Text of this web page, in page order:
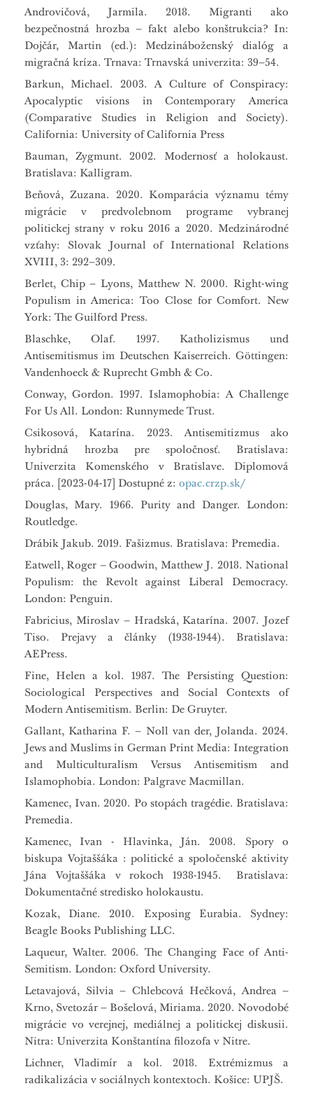
Androvičová, Jarmila. 2018. Migranti ako
bezpečnostná hrozba – fakt alebo konštrukcia? In:
Dojčár, Martin (ed.): Medzináboženský dialóg a
migračná kríza. Trnava: Trnavská univerzita: 39–54.
Barkun, Michael. 2003. A Culture of Conspiracy:
Apocalyptic visions in Contemporary America
(Comparative Studies in Religion and Society).
California: University of California Press
Bauman, Zygmunt. 2002. Modernosť a holokaust.
Bratislava: Kalligram.
Beňová, Zuzana. 2020. Komparácia významu témy
migrácie v predvolebnom programe vybranej
politickej strany v roku 2016 a 2020. Medzinárodné
vzťahy: Slovak Journal of International Relations
XVIII, 3: 292–309.
Berlet, Chip – Lyons, Matthew N. 2000. Right-wing
Populism in America: Too Close for Comfort. New
York: The Guilford Press.
Blaschke, Olaf. 1997. Katholizismus und
Antisemitismus im Deutschen Kaiserreich. Göttingen:
Vandenhoeck & Ruprecht Gmbh & Co.
Conway, Gordon. 1997. Islamophobia: A Challenge
For Us All. London: Runnymede Trust.
Csikosová, Katarína. 2023. Antisemitizmus ako
hybridná hrozba pre spoločnosť. Bratislava:
Univerzita Komenského v Bratislave. Diplomová
práca. [2023-04-17] Dostupné z: opac.crzp.sk/
Douglas, Mary. 1966. Purity and Danger. London:
Routledge.
Drábik Jakub. 2019. Fašizmus. Bratislava: Premedia.
Eatwell, Roger – Goodwin, Matthew J. 2018. National
Populism: the Revolt against Liberal Democracy.
London: Penguin.
Fabricius, Miroslav – Hradská, Katarína. 2007. Jozef
Tiso. Prejavy a články (1938-1944). Bratislava:
AEPress.
Fine, Helen a kol. 1987. The Persisting Question:
Sociological Perspectives and Social Contexts of
Modern Antisemitism. Berlin: De Gruyter.
Gallant, Katharina F. – Noll van der, Jolanda. 2024.
Jews and Muslims in German Print Media: Integration
and Multiculturalism Versus Antisemitism and
Islamophobia. London: Palgrave Macmillan.
Kamenec, Ivan. 2020. Po stopách tragédie. Bratislava:
Premedia.
Kamenec, Ivan - Hlavinka, Ján. 2008. Spory o
biskupa Vojtaššáka : politické a spoločenské aktivity
Jána Vojtaššáka v rokoch 1938-1945. Bratislava:
Dokumentačné stredisko holokaustu.
Kozak, Diane. 2010. Exposing Eurabia. Sydney:
Beagle Books Publishing LLC.
Laqueur, Walter. 2006. The Changing Face of Anti-
Semitism. London: Oxford University.
Letavajová, Silvia – Chlebcová Hečková, Andrea –
Krno, Svetozár – Bošelová, Miriama. 2020. Novodobé
migrácie vo verejnej, mediálnej a politickej diskusii.
Nitra: Univerzita Konštantína filozofa v Nitre.
Lichner, Vladimír a kol. 2018. Extrémizmus a
radikalizácia v sociálnych kontextoch. Košice: UPJŠ.